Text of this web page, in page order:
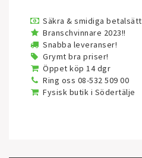
Säkra & smidiga betalsätt
Branschvinnare 2023!!
Snabba leveranser!
Grymt bra priser!
Öppet köp 14 dgr
Ring oss 08-532 509 00
Fysisk butik i Södertälje